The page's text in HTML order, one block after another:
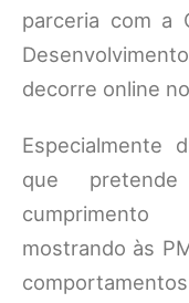
parceria com a
decorre online
Especialmente
que
mostrando às